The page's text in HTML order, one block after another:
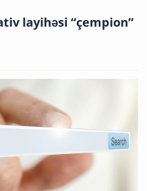
layihəsi “çempion”